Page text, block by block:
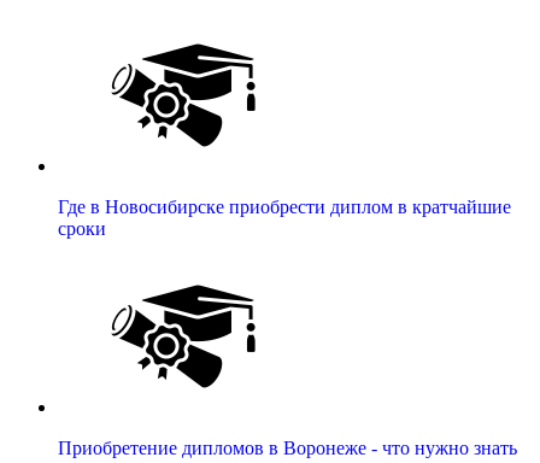
Где в Новосибирске приобрести диплом в кратчайшие
сроки
Приобретение дипломов в Воронеже - что нужно знать